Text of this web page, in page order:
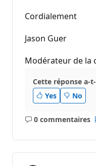
Cordialement
Jason Guer
Modérateur de la
Cette réponse a-
Yes
No
0 commentaires
Aucun